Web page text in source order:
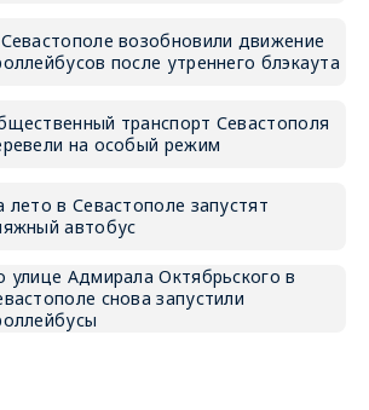
возобновили движение
после утреннего блэкаута
транспорт Севастополя
на особый режим
лето в Севастополе запустят
автобус
улице Адмирала Октябрьского в
снова запустили